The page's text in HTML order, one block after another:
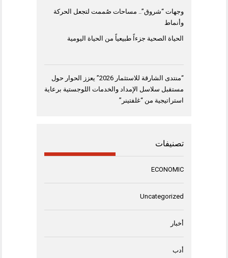
وجهات “شروق”.. مساحات صُممت لتجعل الحركة
وأنماط
الحياة الصحية جزءاً طبيعياً من الحياة اليومية
“منتدى الشارقة للاستثمار 2026” يعزز الحوار حول
مستقبل سلاسل الإمداد والخدمات اللوجستية برعاية
استراتيجية من “غلفتينر”
تصنيفات
ECONOMIC
Uncategorized
أخبار
أدب